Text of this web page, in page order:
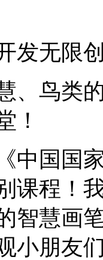
发无限
、鸟类
！
中国国
课程！
智慧画
小朋友